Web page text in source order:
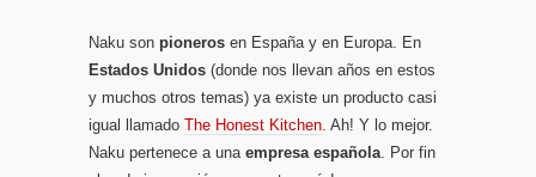
Naku son pioneros en España y en Europa. En
Estados Unidos (donde nos llevan años en estos
y muchos otros temas) ya existe un producto casi
igual llamado The Honest Kitchen . Ah! Y lo mejor.
Naku pertenece a una empresa española . Por fin